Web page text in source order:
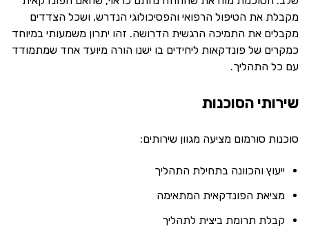
מקבלת את הטיפול הרפואי והפסיכולוגי הנדרש, ושכל הצדדים
מקבלים את התמיכה הרגשית הדרושה. זהו יתרון משמעותי במיוחד
כמקרים של פונדקאות ליחידים בו ישנו הורה מיועד אחד שמתמודד
עם כל התהליך.
שירותי הסוכנות
סוכנות סורמום מציעה מגוון שירותים:
ייעוץ והכוונה בתחילת התהליך
מציאת הפונדקאית המתאימה
קבלת תרומת ביצית לתהליך